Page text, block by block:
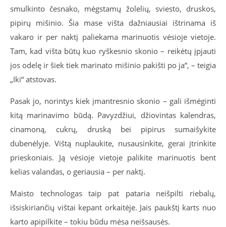
smulkinto česnako, mėgstamų žolelių, sviesto, druskos,
pipirų mišinio. Šia mase višta dažniausiai ištrinama iš
vakaro ir per naktį paliekama marinuotis vėsioje vietoje.
Tam, kad višta būtų kuo ryškesnio skonio – reikėtų įpjauti
jos odelę ir šiek tiek marinato mišinio pakišti po ja“, – teigia
„Iki“ atstovas.
Pasak jo, norintys kiek įmantresnio skonio – gali išmėginti
kitą marinavimo būdą. Pavyzdžiui, džiovintas kalendras,
cinamoną, cukrų, druską bei pipirus sumaišykite
dubenėlyje. Vištą nuplaukite, nusausinkite, gerai įtrinkite
prieskoniais. Ją vėsioje vietoje palikite marinuotis bent
kelias valandas, o geriausia – per naktį.
Maisto technologas taip pat pataria neišpilti riebalų,
išsiskiriančių vištai kepant orkaitėje. Jais paukštį karts nuo
karto apipilkite – tokiu būdu mėsa neišsausės.